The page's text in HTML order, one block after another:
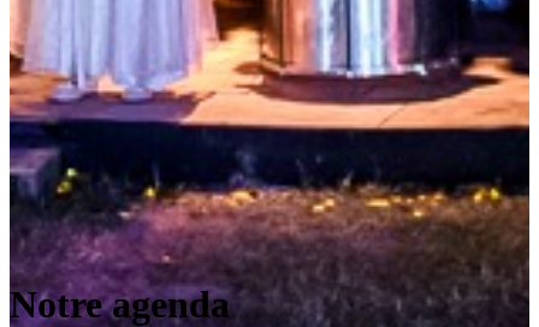
Notre agenda